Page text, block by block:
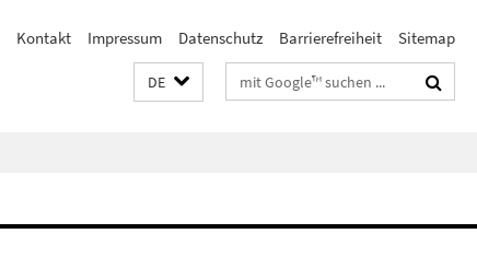
Kontakt Impressum Datenschutz Barrierefreiheit Sitemap
DE Suchbegriffe